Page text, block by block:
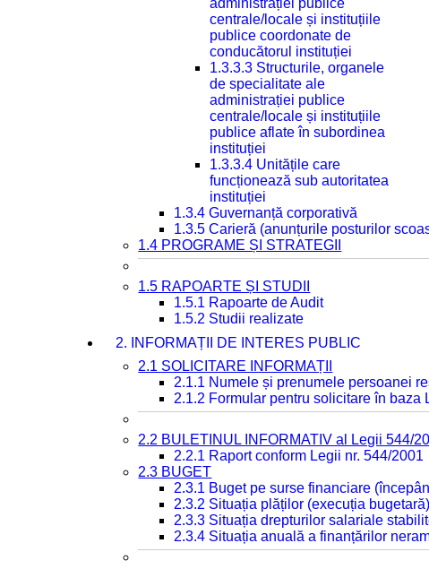
administrației publice
centrale/locale și instituțiile
publice coordonate de
conducătorul instituției
1.3.3.3 Structurile, organele
de specialitate ale
administrației publice
centrale/locale și instituțiile
publice aflate în subordinea
instituției
1.3.3.4 Unitățile care
funcționează sub autoritatea
instituției
1.3.4 Guvernanță corporativă
1.3.5 Carieră (anunțurile posturilor
1.4 PROGRAME ȘI STRATEGII
1.5 RAPOARTE ȘI STUDII
1.5.1 Rapoarte de Audit
1.5.2 Studii realizate
2. INFORMAȚII DE INTERES PUBLIC
2.1 SOLICITARE INFORMAȚII
2.1.1 Numele și prenumele persoanei
2.1.2 Formular pentru solicitare în baza
2.2 BULETINUL INFORMATIV al Legii 544/
2.2.1 Raport conform Legii nr. 544/2001
2.3 BUGET
2.3.1 Buget pe surse financiare
2.3.2 Situația plăților (execuția bugetară)
2.3.3 Situația drepturilor salariale
2.3.4 Situația anuală a finanțărilor